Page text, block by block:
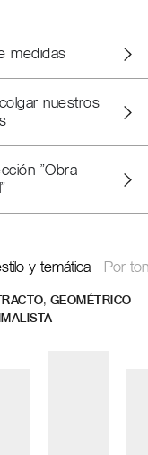
medidas
nuestros
"Obra
y temática Por
, GEOMÉTRICO